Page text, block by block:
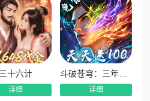
赠送，顶级鬼修战力暴涨
三十六计
详细 详细